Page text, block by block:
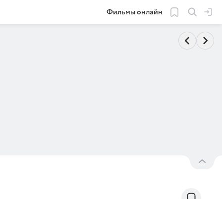
Фильмы онлайн